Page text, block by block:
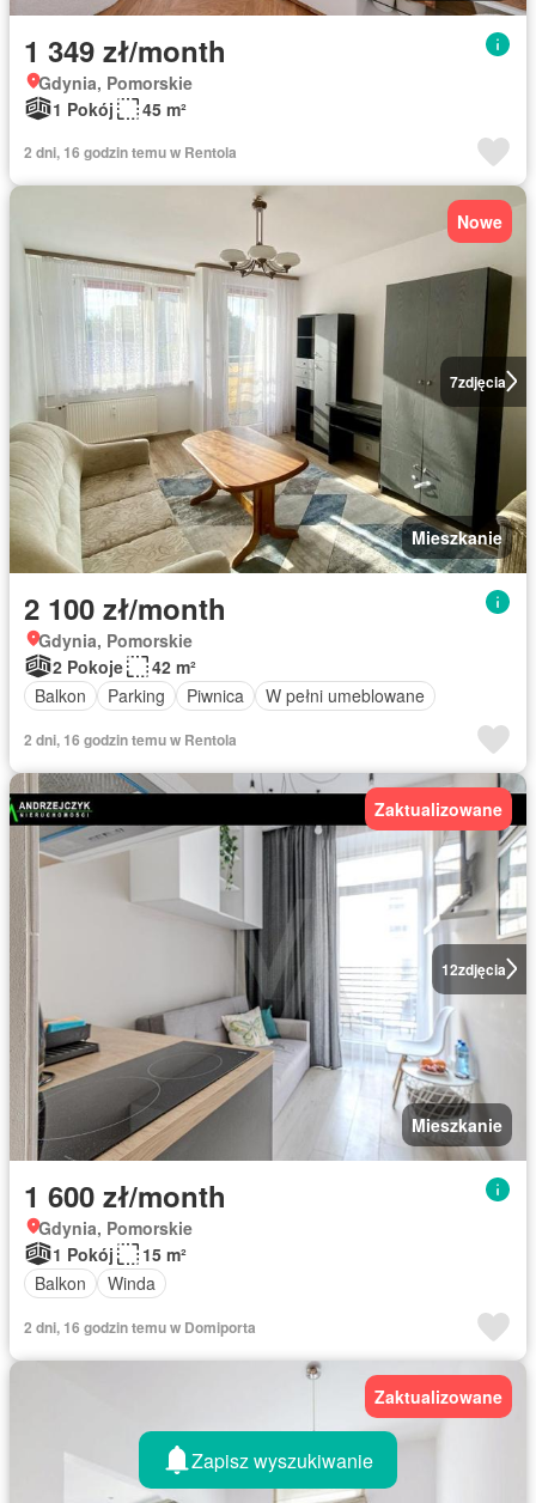
1 349 zł/month
Gdynia, Pomorskie
1 Pokój
45 m²
2 dni, 16 godzin temu w Rentola
7zdjęcia
Nowe
Mieszkanie
2 100 zł/month
Gdynia, Pomorskie
2 Pokoje
42 m²
Balkon
Parking Piwnica W pełni umeblowane
2 dni, 16 godzin temu w Rentola
12zdjęcia
Zaktualizowane
Mieszkanie
1 600 zł/month
Gdynia, Pomorskie
1 Pokój
15 m²
Balkon
Winda
2 dni, 16 godzin temu w Domiporta
Zaktualizowane
Zapisz wyszukiwanie